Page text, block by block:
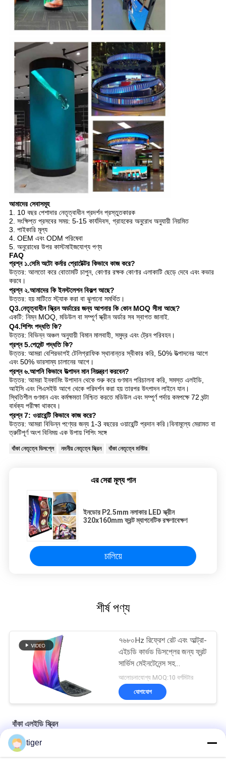
আমাদের সেবাসমূহ
1. 10 বছর পেশাদার নেতৃত্বাধীন প্রদর্শন প্রস্তুতকারক
2. সংক্ষিপ্ত প্রসবের সময়: 5-15 কার্যদিবস, গ্রাহকের অনুরোধ অনুযায়ী নিয়মিত
3. পাইকারি মূল্য
4. OEM এবং ODM পরিষেবা
5. অনুরোধের উপর কাস্টমাইজযোগ্য পণ্য
FAQ
প্রশ্ন ১.সেমি অটো কর্নার প্রোটেক্টর কিভাবে কাজ করে?
উত্তর: আলতো করে বোতামটি চাপুন, কোণার রক্ষক কোণার এলাকাটি ছেড়ে দেবে এবং কভার
করবে।
প্রশ্ন ২.আমাদের কি ইনস্টলেশন বিকল্প আছে?
উত্তর: হয় মাটিতে স্ট্যাক করা বা ঝুলানো সমর্থিত।
Q3.নেতৃত্বাধীন স্ক্রিন অর্ডারের জন্য আপনার কি কোন MOQ সীমা আছে?
একটি: নিম্ন MOQ, মডিউল বা সম্পূর্ণ স্ক্রীন অর্ডার সব স্বাগত জানাই.
Q4.শিপিং পদ্ধতি কি?
উত্তর: বিভিন্ন অঞ্চল অনুযায়ী বিমান মালবাহী, সমুদ্র এবং ট্রেন পরিবহন।
প্রশ্ন 5.পেমেন্ট পদ্ধতি কি?
উত্তর: আমরা বেশিরভাগই টেলিগ্রাফিক স্থানান্তর স্বীকার করি, 50% উত্পাদনের আগে
এবং 50% ভারসাম্য চালানের আগে।
প্রশ্ন ৬.আপনি কিভাবে উত্পাদন মান নিয়ন্ত্রণ করবেন?
উত্তর: আমরা ইনকামিং উপাদান থেকে শুরু করে গুণমান পরিচালনা করি, সমস্ত এলইডি,
আইসি এবং পিএসইউ আগে থেকে পরিদর্শন করা হয় তারপর উৎপাদন লাইনে যান।
স্থিতিশীল গুণমান এবং কর্মক্ষমতা নিশ্চিত করতে মডিউল এবং সম্পূর্ণ পর্দায় কমপক্ষে 72 ঘন্টা
বার্ধক্য পরীক্ষা থাকবে।
প্রশ্ন 7: ওয়ারেন্টি কিভাবে কাজ করে?
উত্তর: আমরা বিভিন্ন পণ্যের জন্য 1-3 বছরের ওয়ারেন্টি প্রদান করি।বিনামূল্যে মেরামত বা
ত্রুটিপূর্ণ অংশ বিনিময় এক উপায় শিপিং সঙ্গে
বাঁকা নেতৃত্বে ডিসপ্লে নমনীয় নেতৃত্বে স্ক্রিন বাঁকা নেতৃত্বে মনিটর
এর সেরা মূল্য পান
ইনডোর P2.5mm নলাকার LED স্ক্রীন
320x160mm ফ্রন্ট ম্যাগনেটিক রক্ষণাবেক্ষণ
চালিয়ে
শীর্ষ পণ্য
৭৬৮০Hz রিফ্রেশ রেট এবং আল্ট্রা-
এইচডি কার্ভড ডিসপ্লের জন্য ফ্রন্ট
সার্ভিস মেইনটেনেন্স সহ
P1.538mm পিক্সেল পিচ
ফ্লেক্সিবল LED স্ক্রিন
আলোচনাযোগ্য MOQ:10 বর্গমিটার
যোগাযোগ
বাঁকা এলইডি স্ক্রিন
P1.875mm নমনীয় কার্ভড LED স্ক্রীন ডিসপ্লে IP43 ইন্ডোর 800cd/Sqm
tiger